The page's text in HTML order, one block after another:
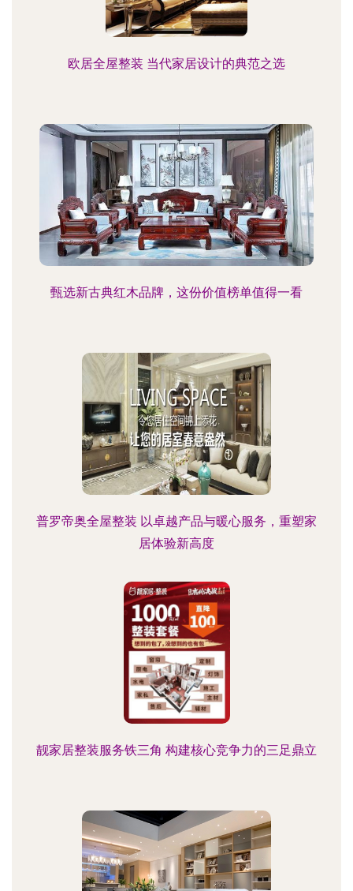
欧居全屋整装 当代家居设计的典范之选
甄选新古典红木品牌，这份价值榜单值得一看
普罗帝奥全屋整装 以卓越产品与暖心服务，重塑家
居体验新高度
靓家居整装服务铁三角 构建核心竞争力的三足鼎立